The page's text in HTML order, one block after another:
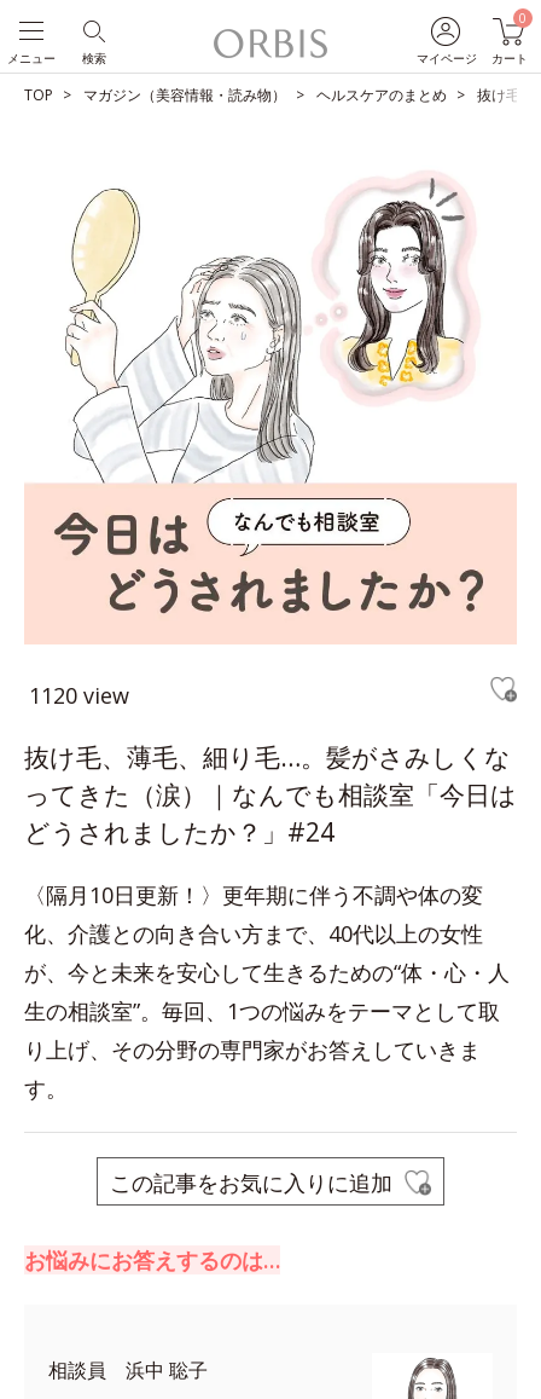
マイページ
0
カート
検索
メニュー
TOP マガジン（美容情報・読み物） ヘルスケアのまとめ 抜け毛、
1120 view
抜け毛、薄毛、細り毛…。髪がさみしくな
ってきた（涙）｜なんでも相談室「今日は
どうされましたか？」#24
〈隔月10日更新！〉更年期に伴う不調や体の変
化、介護との向き合い方まで、40代以上の女性
が、今と未来を安心して生きるための“体・心・人
生の相談室”。毎回、1つの悩みをテーマとして取
り上げ、その分野の専門家がお答えしていきま
す。
この記事をお気に入りに追加
お悩みにお答えするのは…
相談員 浜中 聡子